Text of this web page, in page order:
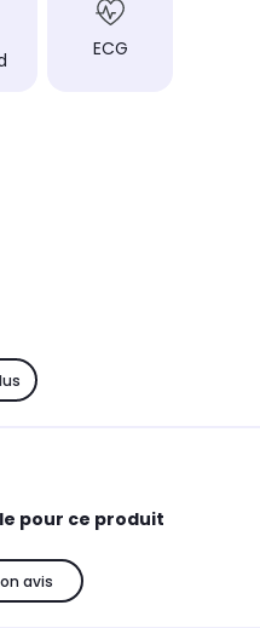
ECG
pour ce produit
avis